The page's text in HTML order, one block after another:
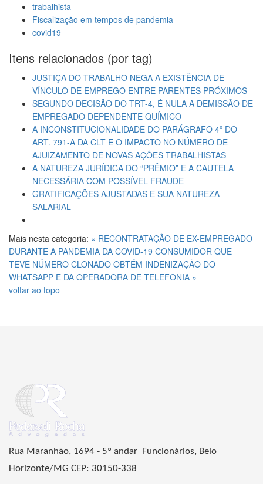
trabalhista
Fiscalização em tempos de pandemia
covid19
Itens relacionados (por tag)
JUSTIÇA DO TRABALHO NEGA A EXISTÊNCIA DE
VÍNCULO DE EMPREGO ENTRE PARENTES PRÓXIMOS
SEGUNDO DECISÃO DO TRT-4, É NULA A DEMISSÃO DE
EMPREGADO DEPENDENTE QUÍMICO
A INCONSTITUCIONALIDADE DO PARÁGRAFO 4º DO
ART. 791-A DA CLT E O IMPACTO NO NÚMERO DE
AJUIZAMENTO DE NOVAS AÇÕES TRABALHISTAS
A NATUREZA JURÍDICA DO “PRÊMIO” E A CAUTELA
NECESSÁRIA COM POSSÍVEL FRAUDE
GRATIFICAÇÕES AJUSTADAS E SUA NATUREZA
SALARIAL
Mais nesta categoria: « RECONTRATAÇÃO DE EX-EMPREGADO
DURANTE A PANDEMIA DA COVID-19 CONSUMIDOR QUE
TEVE NÚMERO CLONADO OBTÉM INDENIZAÇÃO DO
WHATSAPP E DA OPERADORA DE TELEFONIA »
voltar ao topo
Rua Maranhão, 1694 - 5º andar Funcionários, Belo
Horizonte/MG CEP: 30150-338